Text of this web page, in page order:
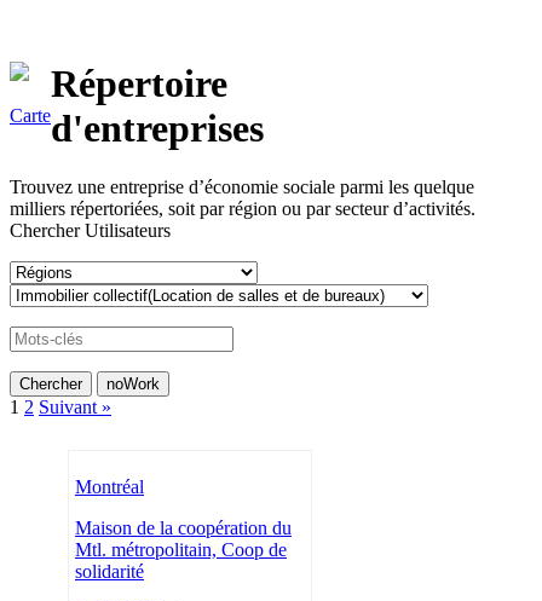
Carte
Répertoire
d'entreprises
Trouvez une entreprise d’économie sociale parmi les quelque
milliers répertoriées, soit par région ou par secteur d’activités.
Chercher Utilisateurs
1 2 Suivant »
Montréal
Maison de la coopération du
Mtl. métropolitain, Coop de
solidarité